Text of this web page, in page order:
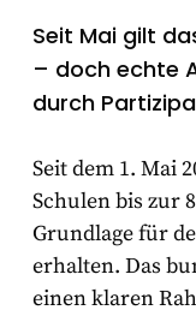
Seit Mai gilt
– doch echte
durch
Seit dem 1. Mai
Schulen bis zur
Grundlage für
erhalten. Das
einen klaren